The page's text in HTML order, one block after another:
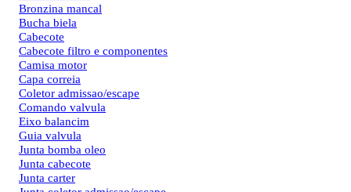
Bronzina mancal
Bucha biela
Cabecote
Cabecote filtro e componentes
Camisa motor
Capa correia
Coletor admissao/escape
Comando valvula
Eixo balancim
Guia valvula
Junta bomba oleo
Junta cabecote
Junta carter